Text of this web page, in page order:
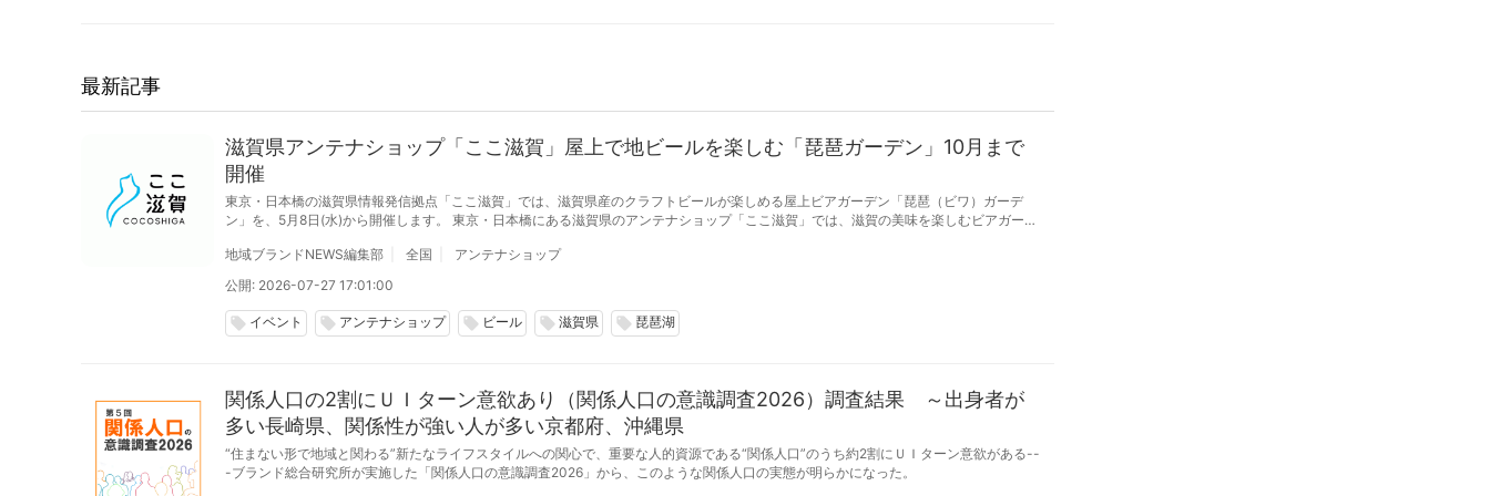
最新記事
滋賀県アンテナショップ「ここ滋賀」屋上で地ビールを楽しむ「琵琶ガーデン」10月まで
開催
東京・日本橋の滋賀県情報発信拠点「ここ滋賀」では、滋賀県産のクラフトビールが楽しめる屋上ビアガーデン「琵琶（ビワ）ガーデ
ン」を、5月8日(水)から開催します。 東京・日本橋にある滋賀県のアンテナショップ「ここ滋賀」では、滋賀の美味を楽しむビアガーデ
地域ブランドNEWS編集部
全国
アンテナショップ
公開: 2026-07-27 17:01:00
local_offer イベント local_offer アンテナショップ local_offer ビール local_offer 滋賀県 local_offer 琵琶湖
関係人口の2割にＵＩターン意欲あり（関係人口の意識調査2026）調査結果 ～出身者が
多い長崎県、関係性が強い人が多い京都府、沖縄県
“住まない形で地域と関わる”新たなライフスタイルへの関心で、重要な人的資源である“関係人口”のうち約2割にＵＩターン意欲がある--
-ブランド総合研究所が実施した「関係人口の意識調査2026」から、このような関係人口の実態が明らかになった。